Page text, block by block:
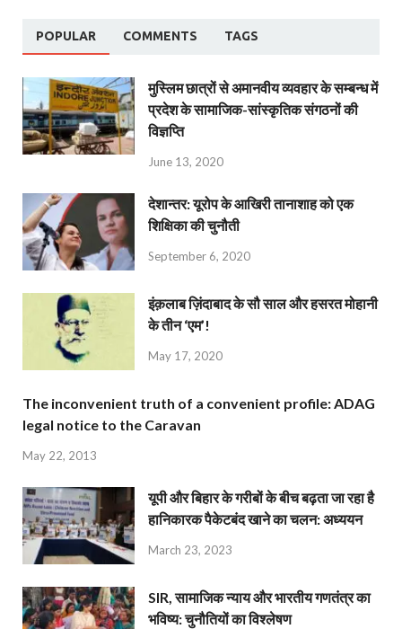
POPULAR COMMENTS TAGS
मुस्लिम छात्रों से अमानवीय व्यवहार के सम्बन्ध में
प्रदेश के सामाजिक-सांस्कृतिक संगठनों की
विज्ञप्ति
June 13, 2020
देशान्‍तर: यूरोप के आखिरी तानाशाह को एक
शिक्षिका की चुनौती
September 6, 2020
इंक़लाब ज़िंदाबाद के सौ साल और हसरत मोहानी
के तीन ‘एम’!
May 17, 2020
The inconvenient truth of a convenient profile: ADAG
legal notice to the Caravan
May 22, 2013
यूपी और बिहार के गरीबों के बीच बढ़ता जा रहा है
हानिकारक पैकेटबंद खाने का चलन: अध्ययन
March 23, 2023
SIR, सामाजिक न्याय और भारतीय गणतंत्र का
भविष्य: चुनौतियों का विश्लेषण